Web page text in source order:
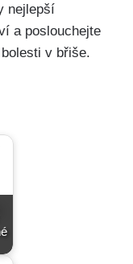
nejlepší
⁤a poslouchejte
v ⁢břiše.